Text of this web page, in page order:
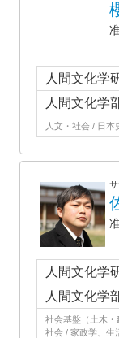
人間文化学
人間文化学
人文・社会 / 日
人間文化学
人間文化学
社会基盤（土木・
社会 / 家政学、生